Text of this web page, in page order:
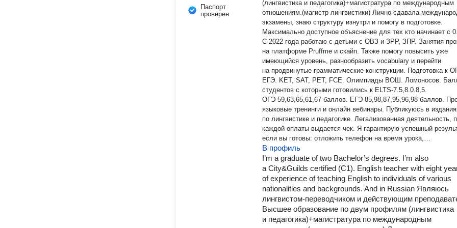
Паспорт
проверен
(лингвистика и педагогика)+магистратура по международным
отношениям.(магистр лингвистики) Лично сдавала
экзамены, знаю структуру изнутри и помогу в подготовке.
Максимально доступное объяснение для тех кто начинает с 0.
С 2022 года работаю с детьми с ОВЗ и ЗРР, ЗПР. Занятия
на платформе Pruffme и скайп. Также помогу повысить уже
имеющийся уровень, разнообразить vocabulary и перейти
на продвинутые грамматические конструкции. Подготовка к
ЕГЭ. KET, SAT, PET, FCE. Олимпиады ВОШ. Ломоносов. Баллы
студентов с которыми готовились к ELTS-7.5,8.0.8,5.
ОГЭ-59,63,65,61,67 баллов. ЕГЭ-85,98,87,95,96,98 баллов. Провожу
языковые тренинги и онлайн вебинары. Публикуюсь в
по лингвистике и педагогике. Легализованная деятельность,
каждой оплаты выдается чек. Я гарантирую успешный
если вы готовы: отложить телефон на время урока,
абстрагироваться от посторонних дел, выполнять домашнее
задание, честно говорить если не поняли или прослушали. При
регулярных переносах, пропусках без предупреждения и
занятия прекращаются.
В профиль
I’m a graduate of two Bachelor’s degrees. I’m also
a City&Guilds certified (С1). English teacher with eight
of experience of teaching English to individuals of various
nationalities and backgrounds. And in Russian Являюсь
лингвистом-переводчиком и действующим
Высшее образование по двум профилям (лингвистика
и педагогика)+магистратура по международным